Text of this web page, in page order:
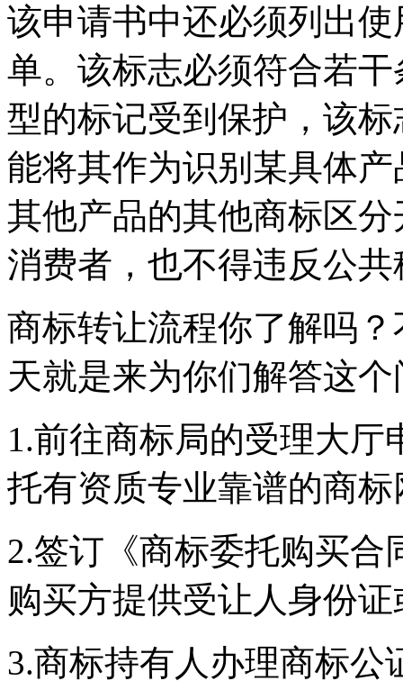
该申请书中还必须列出
单。该标志必须符合若
型的标记受到保护，该
能将其作为识别某具体
其他产品的其他商标区
消费者，也不得违反公
商标转让流程你了解吗
天就是来为你们解答这
1.前往商标局的受理大
托有资质专业靠谱的商
2.签订《商标委托购买
购买方提供受让人身份
3.商标持有人办理商标